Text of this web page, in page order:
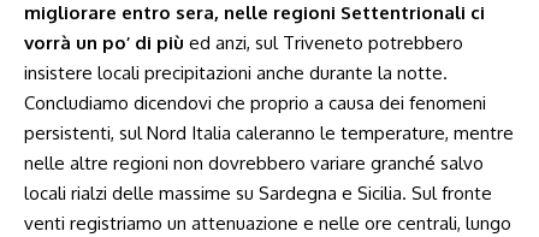
migliorare entro sera, nelle regioni Settentrionali ci
vorrà un po’ di più ed anzi, sul Triveneto potrebbero
insistere locali precipitazioni anche durante la notte.
Concludiamo dicendovi che proprio a causa dei fenomeni
persistenti, sul Nord Italia caleranno le temperature, mentre
nelle altre regioni non dovrebbero variare granché salvo
locali rialzi delle massime su Sardegna e Sicilia. Sul fronte
venti registriamo un attenuazione e nelle ore centrali, lungo